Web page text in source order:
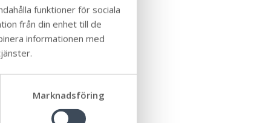
funktioner för sociala
från din enhet till de
informationen med
Marknadsföring